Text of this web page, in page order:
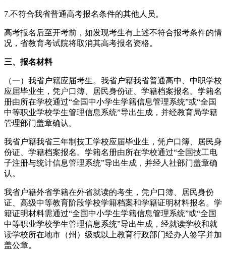
7.不符合我省普通高考报名条件的其他人员。
高考报名后至开考前，如发现考生有上述不符合报考条件的情
况，省教育考试院将取消其高考报名资格。
三、报名材料
（一）我省户籍应届考生。我省户籍我省普通高中、中职学校
应届毕业生，凭户口簿、居民身份证、学籍档案报名。学籍名
册由所在学校通过“全国中小学生学籍信息管理系统”或“全国
中等职业学校学生管理信息系统”导出生成，并经教育局学籍
管理部门盖章确认。
我省户籍我省三年制技工学校应届毕业生，凭户口簿、居民身
份证、学籍档案报名。学籍名册由所在学校通过“全国技工电
子注册与统计信息管理系统”导出生成，并经人社部门盖章确
认。
我省户籍外省学籍在外省就读的考生，凭户口簿、居民身份
证、高级中等教育阶段学校学籍档案和学籍证明材料报名。学
籍证明材料需通过“全国中小学生学籍信息管理系统”或“全国
中等职业学校学生管理信息系统”导出生成，经就读学校和就
读学校所在地市（州）级或以上教育行政部门经办人签字并加
盖公章。